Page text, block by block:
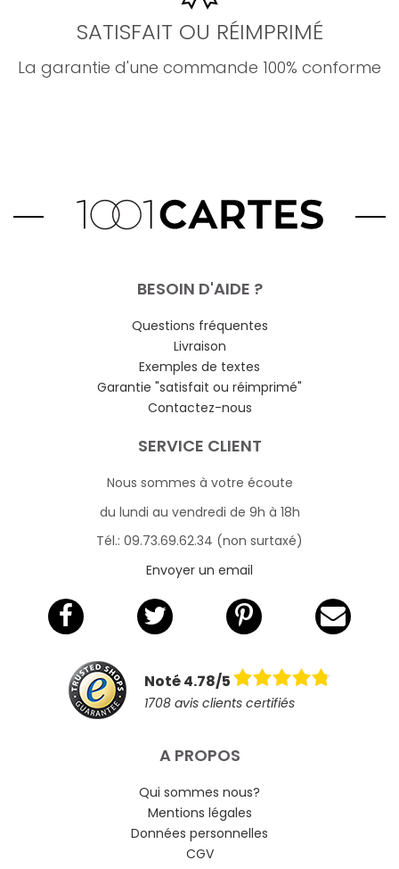
SATISFAIT OU RÉIMPRIMÉ
La garantie d'une commande 100% conforme
BESOIN D'AIDE ?
Questions fréquentes
Livraison
Exemples de textes
Garantie "satisfait ou réimprimé"
Contactez-nous
SERVICE CLIENT
Nous sommes à votre écoute
du lundi au vendredi de 9h à 18h
Tél.: 09.73.69.62.34 (non surtaxé)
Envoyer un email
Noté 4.78/5
1708 avis clients certifiés
A PROPOS
Qui sommes nous?
Mentions légales
Données personnelles
CGV